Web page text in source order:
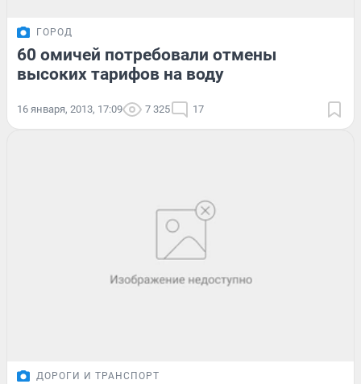
ГОРОД
60 омичей потребовали отмены
высоких тарифов на воду
16 января, 2013, 17:09 7 325 17
ДОРОГИ И ТРАНСПОРТ